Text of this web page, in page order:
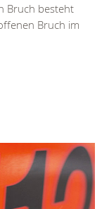
Bruch besteht
Bruch im